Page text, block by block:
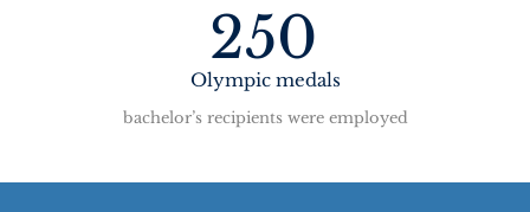
250
Olympic medals
bachelor’s recipients were employed